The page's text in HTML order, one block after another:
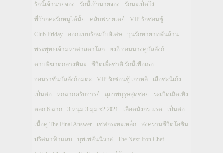
รักนี้เจ้านายจอง รักนี้เจ้านายจอง รักนะเป็ดโง่
พี่ว้ากคะรักหนูได้มั้ย คลับฟรายเดย์ VIP รักซ่อนชู้
Club Friday ออกแบบรักฉบับพิเศษ วุ่นรักทายาทพันล้าน
พระพุทธเจ้ามหาศาสดาโลก ทงอี จอมนางคู่บัลลังก์
ดาบพิฆาตกลางหิมะ ชีวิตเพื่อชาติ รักนี้เพื่อเธอ
จอมราชันบัลลังก์อมตะ VIP รักซ่อนชู้ เกาหลี เสือชะนีเก้ง
เป็นต่อ หกฉากครับจารย์ สุภาพบุรุษสุดซอย ระเบิดเถิดเทิง
ตลก 6 ฉาก 3 หนุ่ม 3 มุม x2 2021 เลือดมังกร แรด เป็นต่อ
เนื้อคู่ The Final Answer เชฟกระทะเหล็ก สงครามชีวิตโอชิน
ปริศนาฟ้าแลบ บุพเพสันนิวาส The Next Iron Chef